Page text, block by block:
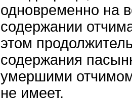
одновременно на
содержании
этом
содержания
умершими
не имеет.